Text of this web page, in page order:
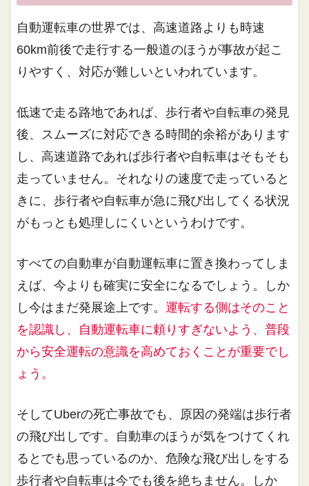
自動運転車の世界では、高速道路よりも時速
60km前後で走行する一般道のほうが事故が起こ
りやすく、対応が難しいといわれています。
低速で走る路地であれば、歩行者や自転車の発見
後、スムーズに対応できる時間的余裕があります
し、高速道路であれば歩行者や自転車はそもそも
走っていません。それなりの速度で走っていると
きに、歩行者や自転車が急に飛び出してくる状況
がもっとも処理しにくいというわけです。
すべての自動車が自動運転車に置き換わってしま
えば、今よりも確実に安全になるでしょう。しか
し今はまだ発展途上です。運転する側はそのこと
を認識し、自動運転車に頼りすぎないよう、普段
から安全運転の意識を高めておくことが重要でし
ょう。
そしてUberの死亡事故でも、原因の発端は歩行者
の飛び出しです。自動車のほうが気をつけてくれ
るとでも思っているのか、危険な飛び出しをする
歩行者や自転車は今でも後を絶ちません。しか